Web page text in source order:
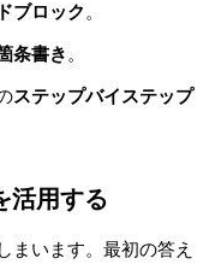
ブロック。
条書き。
ステップバイステップ
活用する
まいます。最初の答え